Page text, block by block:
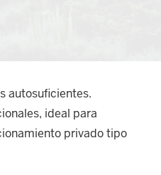
autosuficientes.
ideal para
privado tipo